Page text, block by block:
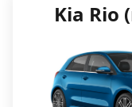
Solltest du
Schneller
KEF-
Kia Rio